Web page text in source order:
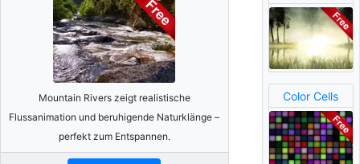
Mountain Rivers zeigt realistische
Flussanimation und beruhigende Naturklänge –
perfekt zum Entspannen.
Color Cells